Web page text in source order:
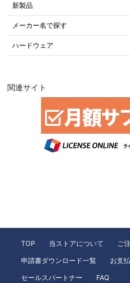
新製品
メーカー名で探す
ハードウェア
関連サイト
TOP 当ストアについて ご
申請書ダウンロード一覧 お支
セールスパートナー FAQ